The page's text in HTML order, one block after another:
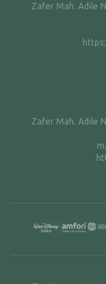
Zafer Mah. Adile
Zafer Mah. Adile